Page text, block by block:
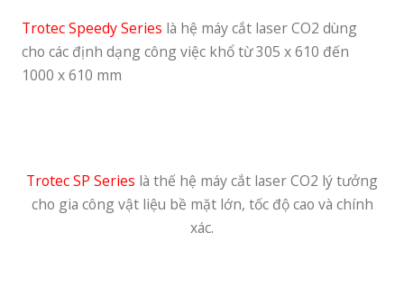
Trotec Speedy Series là hệ máy cắt laser CO2 dùng
cho các định dạng công việc khổ từ 305 x 610 đến
1000 x 610 mm
Trotec SP Series là thế hệ máy cắt laser CO2 lý tưởng
cho gia công vật liệu bề mặt lớn, tốc độ cao và chính
xác.